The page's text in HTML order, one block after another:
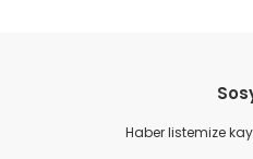
Haber listemize